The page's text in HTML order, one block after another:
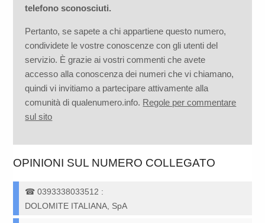
telefono sconosciuti.
Pertanto, se sapete a chi appartiene questo numero,
condividete le vostre conoscenze con gli utenti del
servizio. È grazie ai vostri commenti che avete
accesso alla conoscenza dei numeri che vi chiamano,
quindi vi invitiamo a partecipare attivamente alla
comunità di qualenumero.info. Regole per commentare
sul sito
OPINIONI SUL NUMERO COLLEGATO
☎0393338033512 :
DOLOMITE ITALIANA, SpA